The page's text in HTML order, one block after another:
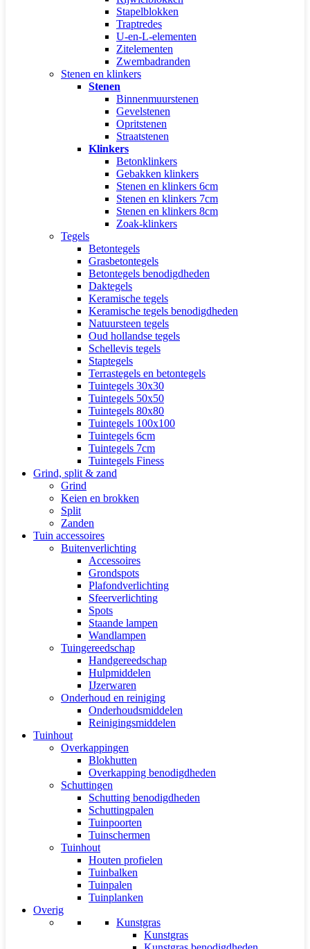
Stapelblokken
Traptredes
U-en-L-elementen
Zitelementen
Zwembadranden
Stenen en klinkers
Stenen
Binnenmuurstenen
Gevelstenen
Opritstenen
Straatstenen
Klinkers
Betonklinkers
Gebakken klinkers
Stenen en klinkers 6cm
Stenen en klinkers 7cm
Stenen en klinkers 8cm
Zoak-klinkers
Tegels
Betontegels
Grasbetontegels
Betontegels benodigdheden
Daktegels
Keramische tegels
Keramische tegels benodigdheden
Natuursteen tegels
Oud hollandse tegels
Schellevis tegels
Staptegels
Terrastegels en betontegels
Tuintegels 30x30
Tuintegels 50x50
Tuintegels 80x80
Tuintegels 100x100
Tuintegels 6cm
Tuintegels 7cm
Tuintegels Finess
Grind, split & zand
Grind
Keien en brokken
Split
Zanden
Tuin accessoires
Buitenverlichting
Accessoires
Grondspots
Plafondverlichting
Sfeerverlichting
Spots
Staande lampen
Wandlampen
Tuingereedschap
Handgereedschap
Hulpmiddelen
IJzerwaren
Onderhoud en reiniging
Onderhoudsmiddelen
Reinigingsmiddelen
Tuinhout
Overkappingen
Blokhutten
Overkapping benodigdheden
Schuttingen
Schutting benodigdheden
Schuttingpalen
Tuinpoorten
Tuinschermen
Tuinhout
Houten profielen
Tuinbalken
Tuinpalen
Tuinplanken
Overig
Kunstgras
Kunstgras